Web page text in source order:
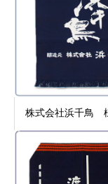
株式会社浜千鳥